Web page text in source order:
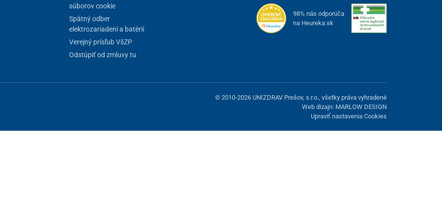
súborov cookie
Spätný odber
elektrozariadení a batérií
Verejný prísľub VšZP
Odstúpiť od zmluvy tu
98% nás odporúča
na Heureka.sk
© 2010-2026 UNIZDRAV Prešov, s.r.o., všetky práva vyhradené
Web dizajn: MARLOW DESIGN
Upraviť nastavenia Cookies